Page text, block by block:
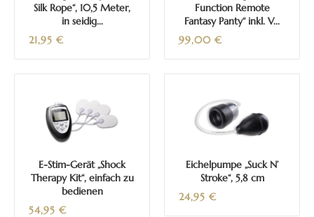
Silk Rope“, 10,5 Meter,
in seidig...
21,95 €
Function Remote
Fantasy Panty“ inkl. V...
99,00 €
E-Stim-Gerät „Shock
Therapy Kit“, einfach zu
bedienen
54,95 €
Eichelpumpe „Suck N’
Stroke“, 5,8 cm
24,95 €